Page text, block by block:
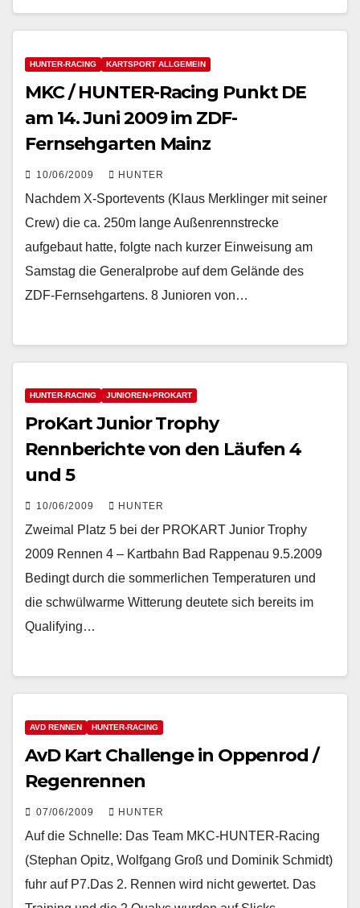
HUNTER-RACING KARTSPORT ALLGEMEIN
MKC / HUNTER-Racing Punkt DE
am 14. Juni 2009 im ZDF-
Fernsehgarten Mainz
10/06/2009 HUNTER
Nachdem X-Sportevents (Klaus Merklinger mit seiner
Crew) die ca. 250m lange Außenrennstrecke
aufgebaut hatte, folgte nach kurzer Einweisung am
Samstag die Generalprobe auf dem Gelände des
ZDF-Fernsehgartens. 8 Junioren von…
HUNTER-RACING JUNIOREN+PROKART
ProKart Junior Trophy
Rennberichte von den Läufen 4
und 5
10/06/2009 HUNTER
Zweimal Platz 5 bei der PROKART Junior Trophy
2009 Rennen 4 – Kartbahn Bad Rappenau 9.5.2009
Bedingt durch die sommerlichen Temperaturen und
die schwülwarme Witterung deutete sich bereits im
Qualifying…
AVD RENNEN HUNTER-RACING
AvD Kart Challenge in Oppenrod /
Regenrennen
07/06/2009 HUNTER
Auf die Schnelle: Das Team MKC-HUNTER-Racing
(Stephan Opitz, Wolfgang Groß und Dominik Schmidt)
fuhr auf P7.Das 2. Rennen wird nicht gewertet. Das